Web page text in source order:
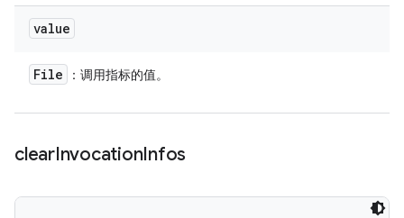
value
File ：调用指标的值。
clearInvocationInfos